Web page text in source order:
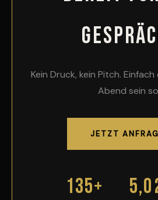
Kein Druck, kein Pitch.
Abend sein
JETZT
135+ 5,0